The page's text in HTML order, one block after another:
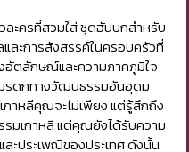
ะครที่สวมใส่ ชุดฮันบกสำหรับ
ละการสังสรรค์ในครอบครัวที่
ลักษณ์และความภาคภูมิใจ
มรดกทางวัฒนธรรมอันอุดม
าหลีคุณจะไม่เพียง แต่รู้สึกถึง
มเกาหลี แต่คุณยังได้รับความ
ะประเพณีของประเทศ ดังนั้น